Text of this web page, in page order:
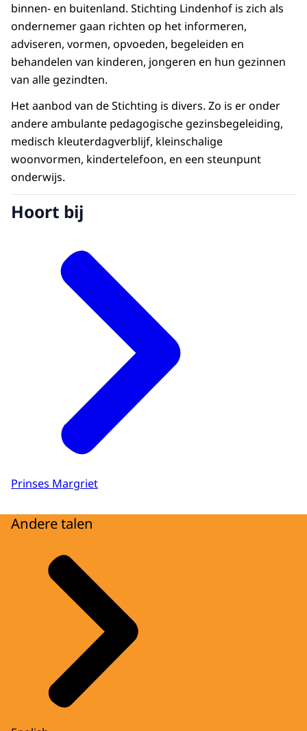
binnen- en buitenland. Stichting Lindenhof is zich als
ondernemer gaan richten op het informeren,
adviseren, vormen, opvoeden, begeleiden en
behandelen van kinderen, jongeren en hun gezinnen
van alle gezindten.
Het aanbod van de Stichting is divers. Zo is er onder
andere ambulante pedagogische gezinsbegeleiding,
medisch kleuterdagverblijf, kleinschalige
woonvormen, kindertelefoon, en een steunpunt
onderwijs.
Hoort bij
Prinses Margriet
Andere talen